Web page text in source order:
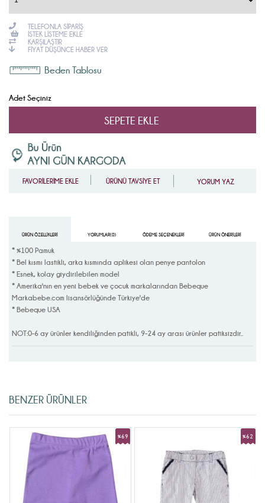
TELEFONLA SIPARIŞ
İSTEK LISTEME EKLE
KARŞILAŞTIR
FIYAT DÜŞÜNCE HABER VER
Beden Tablosu
Adet Seçiniz
ÜRÜNÜ TAVSİYE ET
FAVORİLERİME EKLE YORUM YAZ
ÜRÜN ÖZELLIKLERI YORUMLAR(0) ÖDEME SEÇENEKLERI ÜRÜN ÖNERILERI
* %100 Pamuk
* Bel kısmı lastikli, arka kısmında aplikesi olan penye pantolon
* Esnek, kolay giydirilebilen model
* Amerika'nın en yeni bebek ve çocuk markalarından Bebeque
Markabebe.com lisansörlüğünde Türkiye'de
* Bebeque USA
NOT:0-6 ay ürünler kendiliğinden patikli, 9-24 ay arası ürünler patiksizdir..
BENZER ÜRÜNLER
%69 %62